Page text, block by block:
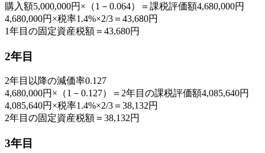
購入額5,000,000円×（1－0.064）＝課税評価額4,680,000円
4,680,000円×税率1.4%×2/3＝43,680円
1年目の固定資産税額＝43,680円
2年目
2年目以降の減価率0.127
4,680,000円×（1－0.127）＝2年目の課税評価額4,085,640円
4,085,640円×税率1.4%×2/3＝38,132円
2年目の固定資産税額＝38,132円
3年目